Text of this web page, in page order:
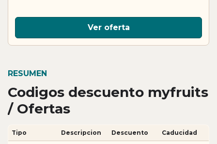
Ver oferta
RESUMEN
Codigos descuento myfruits
/ Ofertas
Tipo Descripcion Descuento Caducidad